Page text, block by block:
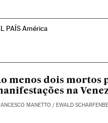
PAÍS América
menos dois mortos
na
MANETTO /EWALD